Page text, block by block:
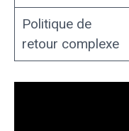
Politique de
retour complexe